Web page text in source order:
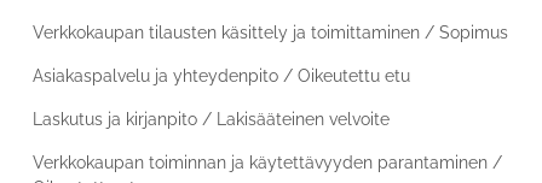
Verkkokaupan tilausten käsittely ja toimittaminen / Sopimus
Asiakaspalvelu ja yhteydenpito / Oikeutettu etu
Laskutus ja kirjanpito / Lakisääteinen velvoite
Verkkokaupan toiminnan ja käytettävyyden parantaminen /